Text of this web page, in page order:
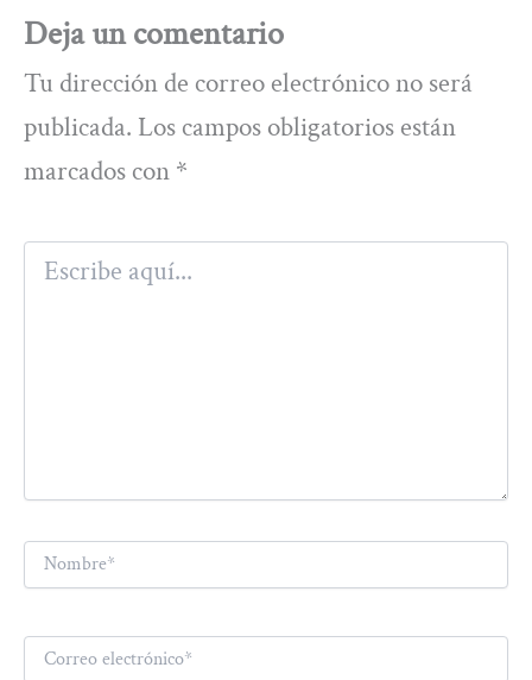
Deja un comentario
Tu dirección de correo electrónico no será
publicada. Los campos obligatorios están
marcados con *
Escribe
aquí...
Nombre*
Correo
electrónico*